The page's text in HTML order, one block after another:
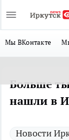
Мы ВКонтакте
Больше
нашли в
Новости